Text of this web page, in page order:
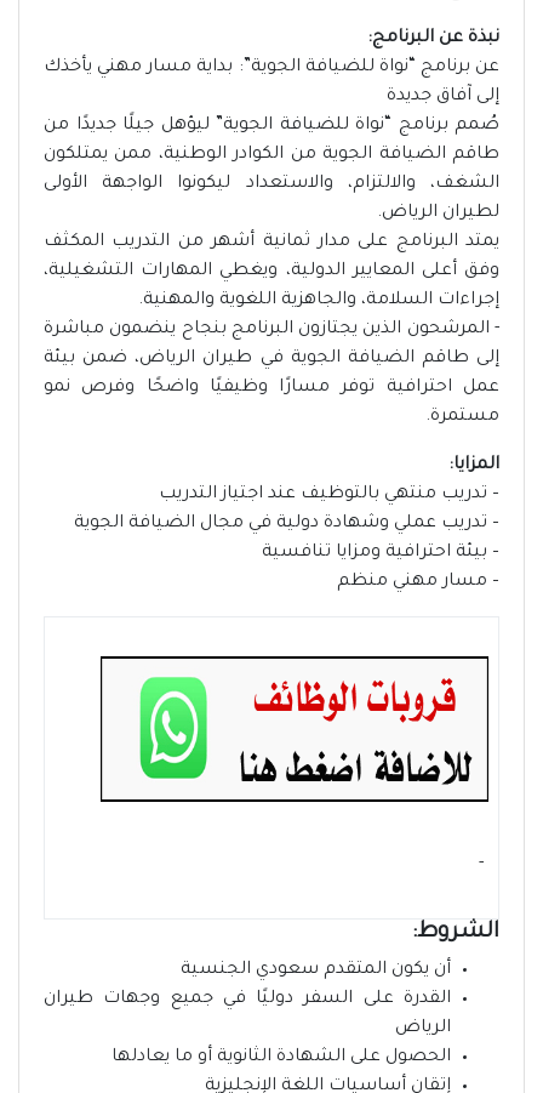
نبذة عن البرنامج:
عن برنامج “نواة للضيافة الجوية”: بداية مسار مهني يأخذك
إلى آفاق جديدة
صُمم برنامج “نواة للضيافة الجوية” ليؤهل جيلًا جديدًا من
طاقم الضيافة الجوية من الكوادر الوطنية، ممن يمتلكون
الشغف، والالتزام، والاستعداد ليكونوا الواجهة الأولى
لطيران الرياض.
يمتد البرنامج على مدار ثمانية أشهر من التدريب المكثف
وفق أعلى المعايير الدولية، ويغطي المهارات التشغيلية،
إجراءات السلامة، والجاهزية اللغوية والمهنية.
- المرشحون الذين يجتازون البرنامج بنجاح ينضمون مباشرة
إلى طاقم الضيافة الجوية في طيران الرياض، ضمن بيئة
عمل احترافية توفر مسارًا وظيفيًا واضحًا وفرص نمو
مستمرة.
المزايا:
– تدريب منتهي بالتوظيف عند اجتياز التدريب
– تدريب عملي وشهادة دولية في مجال الضيافة الجوية
– بيئة احترافية ومزايا تنافسية
– مسار مهني منظم
- ‏
الشروط:
أن يكون المتقدم سعودي الجنسية
القدرة على السفر دوليًا في جميع وجهات طيران
الرياض
الحصول على الشهادة الثانوية أو ما يعادلها
إتقان أساسيات اللغة الإنجليزية